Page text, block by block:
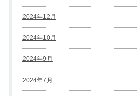
2024年12月
2024年10月
2024年9月
2024年7月